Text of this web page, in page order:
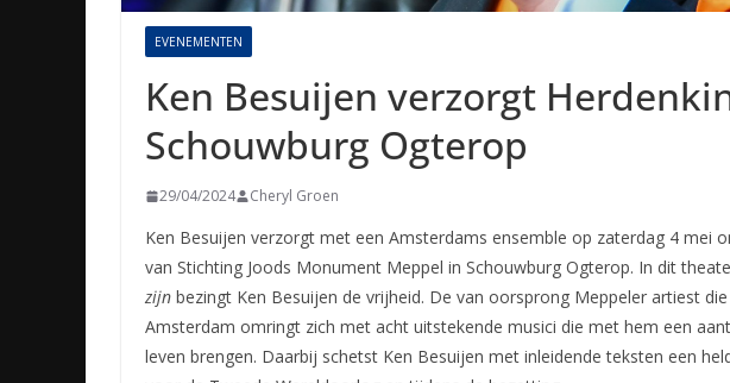
EVENEMENTEN
Ken Besuijen verzorgt
Schouwburg Ogterop
29/04/2024 Cheryl Groen
Ken Besuijen verzorgt met een Amsterdams ensemble op zaterdag 4 mei
van Stichting Joods Monument Meppel in Schouwburg Ogterop. In dit
zijn bezingt Ken Besuijen de vrijheid. De van oorsprong Meppeler artiest
Amsterdam omringt zich met acht uitstekende musici die met hem een
leven brengen. Daarbij schetst Ken Besuijen met inleidende teksten een